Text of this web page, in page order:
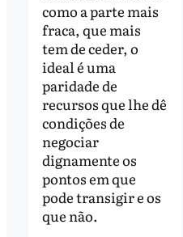
como a parte mais
fraca, que mais
tem de ceder, o
ideal é uma
paridade de
recursos que lhe dê
condições de
negociar
dignamente os
pontos em que
pode transigir e os
que não.